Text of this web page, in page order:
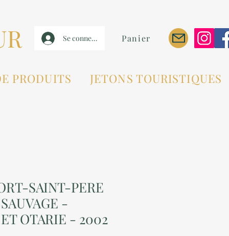
Se connecter Panier
PRODUITS JETONS TOURISTIQUES
SAINT-PERE
-
OTARIE - 2002